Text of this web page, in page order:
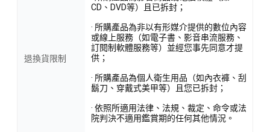
退換貨限制
CD、DVD等）且已拆封；
· 所購產品為非以有形媒介提供的數位內容
或線上服務（如電子書、影音串流服務、
訂閱制軟體服務等）並經您事先同意才提
供；
· 所購產品為個人衛生用品（如內衣褲、刮
鬍刀、穿戴式美甲等）且您已拆封；
· 依照所適用法律、法規、裁定、命令或法
院判決不適用鑑賞期的任何其他情況。